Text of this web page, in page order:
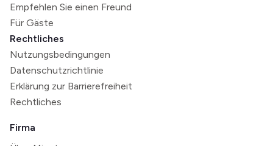
Empfehlen Sie einen Freund
Für Gäste
Rechtliches
Nutzungsbedingungen
Datenschutzrichtlinie
Erklärung zur Barrierefreiheit
Rechtliches
Firma